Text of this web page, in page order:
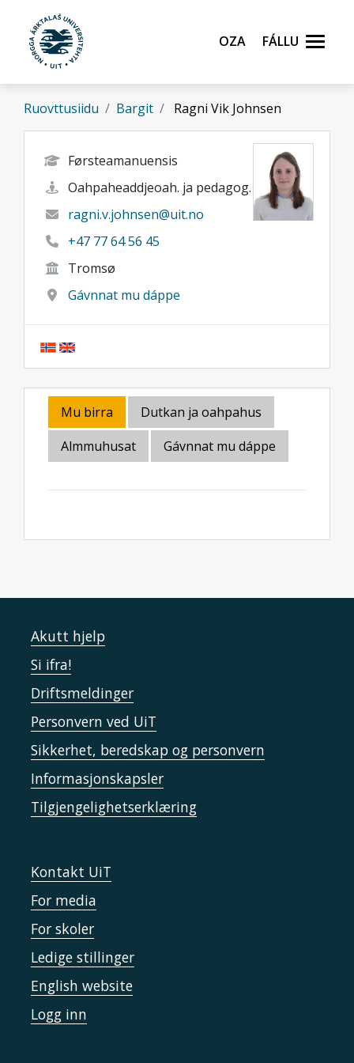
Gå til hovedinnhold
Oza
Fállu
Ruovttusiidu Bargit Ragni Vik Johnsen
Førsteamanuensis
Oahpaheaddjeoah. ja pedagog.
ragni.v.johnsen@uit.no
+47 77 64 56 45
Tromsø
Gávnnat mu dáppe
Mu birra
Dutkan ja oahpahus
Almmuhusat
Gávnnat mu dáppe
Akutt hjelp
Si ifra!
Driftsmeldinger
Personvern ved UiT
Sikkerhet, beredskap og personvern
Informasjonskapsler
Tilgjengelighetserklæring
Kontakt UiT
For media
For skoler
Ledige stillinger
English website
Logg inn